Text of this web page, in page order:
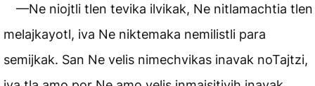
—Ne niojtli tlen tevika ilvikak, Ne nitlamachtia tlen
melajkayotl, iva Ne niktemaka nemilistli para
semijkak. San Ne velis nimechvikas inavak noTajtzi,